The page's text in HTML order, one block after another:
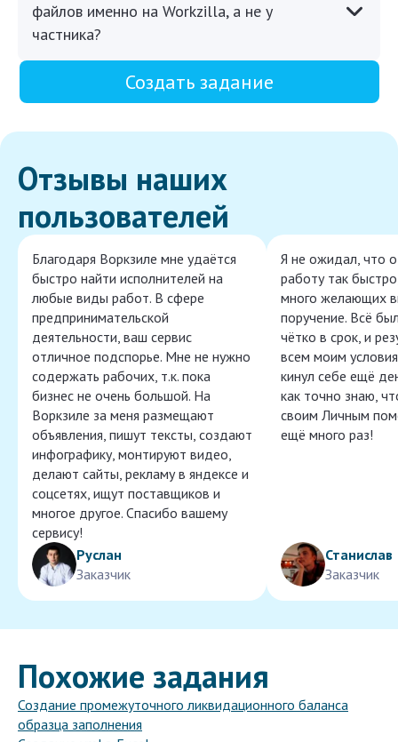
файлов именно на Workzilla, а не у
частника?
Создать задание
Отзывы наших
пользователей
Благодаря Воркзиле мне удаётся
быстро найти исполнителей на
любые виды работ. В сфере
предпринимательской
деятельности, ваш сервис
отличное подспорье. Мне не нужно
содержать рабочих, т.к. пока
бизнес не очень большой. На
Воркзиле за меня размещают
объявления, пишут тексты, создают
инфографику, монтируют видео,
делают сайты, рекламу в яндексе и
соцсетях, ищут поставщиков и
многое другое. Спасибо вашему
сервису!
Руслан
Заказчик
Я не ожидал, что
работу так
много желающих
поручение. Всё
чётко в срок, и
всем моим
кинул себе ещё
как точно знаю,
своим Личным
ещё много раз!
Станислав
Заказчик
Похожие задания
Создание промежуточного ликвидационного баланса
образца заполнения